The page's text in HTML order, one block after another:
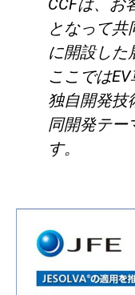
となって共
に開設した
ここでは
独自開発技
同開発テー
す。